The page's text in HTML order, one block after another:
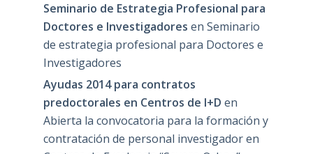
Seminario de Estrategia Profesional para
Doctores e Investigadores en Seminario
de estrategia profesional para Doctores e
Investigadores
Ayudas 2014 para contratos
predoctorales en Centros de I+D en
Abierta la convocatoria para la formación y
contratación de personal investigador en